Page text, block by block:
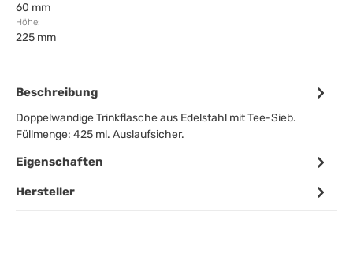
60 mm
Höhe:
225 mm
Beschreibung
Doppelwandige Trinkflasche aus Edelstahl mit Tee-Sieb.
Füllmenge: 425 ml. Auslaufsicher.
Eigenschaften
Hersteller